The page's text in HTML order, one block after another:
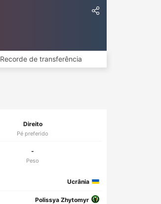
Recorde de transferência
Direito
Pé preferido
-
Peso
Ucrânia
Polissya Zhytomyr